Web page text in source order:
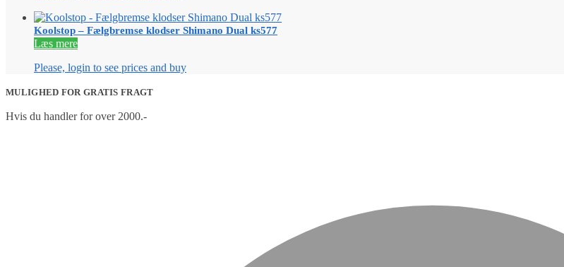
Koolstop – Fælgbremse klodser Shimano Dual ks577
Læs mere
Please, login to see prices and buy
MULIGHED FOR GRATIS FRAGT
Hvis du handler for over 2000.-